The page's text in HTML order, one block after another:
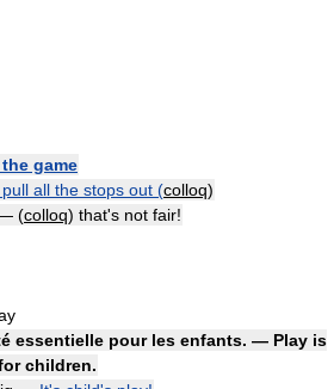
game
all the stops out (colloq)
(colloq) that's not fair!
essentielle pour les enfants. — Play is
children.